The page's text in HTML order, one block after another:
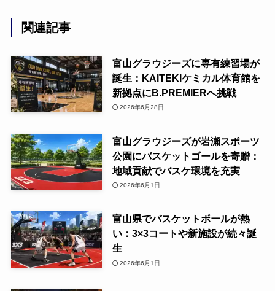
関連記事
富山グラウジーズに専有練習場が
誕生：KAITEKIケミカル体育館を
新拠点にB.PREMIERへ挑戦
2026年6月28日
富山グラウジーズが岩瀬スポーツ
公園にバスケットゴールを寄贈：
地域貢献でバスケ環境を充実
2026年6月1日
富山県でバスケットボールが熱
い：3×3コートや新施設が続々誕
生
2026年6月1日